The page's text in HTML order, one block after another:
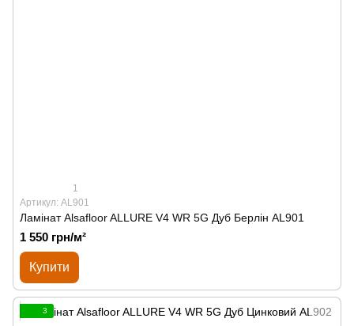
1
Артикул: AL901
Ламінат Alsafloor ALLURE V4 WR 5G Дуб Берлін AL901
1 550 грн/м²
Купити
3